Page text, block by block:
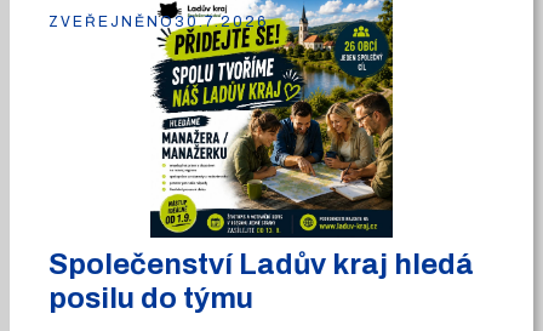
Společenství Ladův kraj hledá
posilu do týmu
ZVEŘEJNĚNO30.7.2026